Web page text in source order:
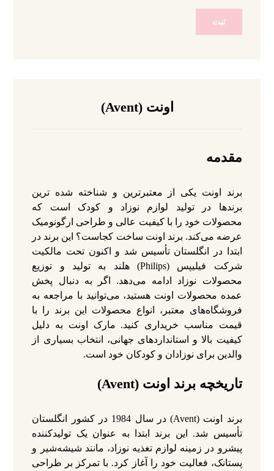
اونت (Avent)
مقدمه
برند اونت یکی از معتبرترین و شناخته‌ شده‌ ترین
برندها در تولید لوازم نوزاد و کودک است که
محصولات خود را با کیفیت عالی و طراحی ارگونومیک
عرضه می‌کند. برند اونت ساخت کجاست؟ این برند در
ابتدا در انگلستان تأسیس شد و اکنون تحت مالکیت
شرکت فیلیپس (Philips) هلند به تولید و توزیع
محصولات نوزاد ادامه می‌دهد. اگر به دنبال پخش
عمده محصولات اونت هستید، می‌توانید با مراجعه به
فروشگاه‌های معتبر، انواع محصولات این برند را با
قیمت مناسب خریداری کنید. مارک اونت به دلیل
کیفیت بالا و استانداردهای جهانی، انتخاب بسیاری از
والدین برای نوزادان و کودکان خود است.
تاریخچه برند اونت (Avent)
برند اونت (Avent) در سال 1984 در کشور انگلستان
تأسیس شد. این برند ابتدا به عنوان یک تولیدکننده
پیشرو در زمینه لوازم تغذیه نوزاد، مانند شیشه‌شیر و
پستانک، فعالیت خود را آغاز کرد. با تمرکز بر طراحی